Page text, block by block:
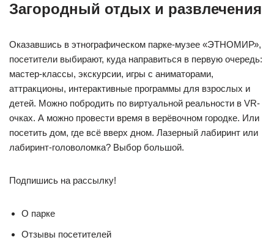
Загородный отдых и развлечения
Оказавшись в этнографическом парке-музее «ЭТНОМИР»,
посетители выбирают, куда направиться в первую очередь:
мастер-классы, экскурсии, игры с аниматорами,
аттракционы, интерактивные программы для взрослых и
детей. Можно побродить по виртуальной реальности в VR-
очках. А можно провести время в верёвочном городке. Или
посетить дом, где всё вверх дном. Лазерный лабиринт или
лабиринт-головоломка? Выбор большой.
Подпишись на рассылку!
О парке
Отзывы посетителей